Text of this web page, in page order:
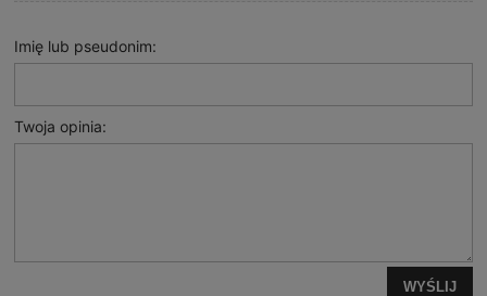
Imię lub pseudonim:
Twoja opinia:
WYŚLIJ